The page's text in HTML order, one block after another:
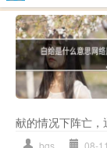
献的情况下阵亡，
bgs 08-11